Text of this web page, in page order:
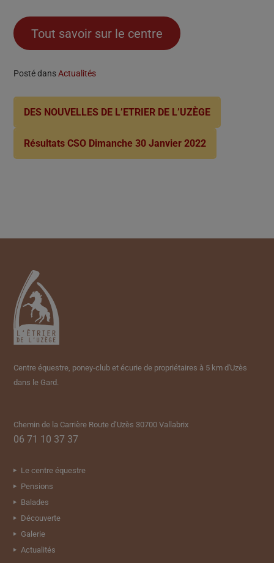
Tout savoir sur le centre
Posté dansActualités
DES NOUVELLES DE L’ETRIER DE L’UZÈGE
Résultats CSO Dimanche 30 Janvier 2022
Centre équestre, poney-club et écurie de propriétaires à 5 km d'Uzès
dans le Gard.
Chemin de la Carrière Route d’Uzès 30700 Vallabrix
06 71 10 37 37
Le centre équestre
Pensions
Balades
Découverte
Galerie
Actualités